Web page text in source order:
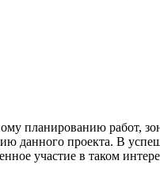
планированию работ,
данного проекта. В
участие в таком